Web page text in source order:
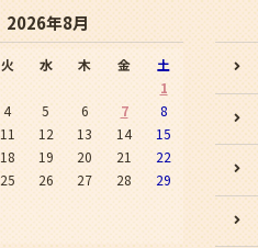
2026年8月
火 水 木 金 土
1
4 5 6 7
8
11 12 13 14
15
18 19 20 21
22
25 26 27 28
29